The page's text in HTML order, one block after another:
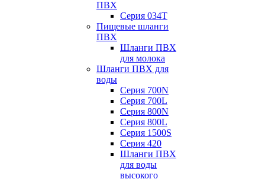
ПВХ
Серия 034Т
Пищевые шланги
ПВХ
Шланги ПВХ
для молока
Шланги ПВХ для
воды
Серия 700N
Серия 700L
Серия 800N
Серия 800L
Серия 1500S
Серия 420
Шланги ПВХ
для воды
высокого